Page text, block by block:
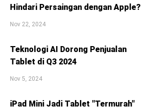
Hindari Persaingan dengan Apple?
Nov 22, 2024
Teknologi AI Dorong Penjualan
Tablet di Q3 2024
Nov 5, 2024
iPad Mini Jadi Tablet "Termurah"